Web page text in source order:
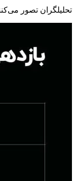
تحلیلگران تصور